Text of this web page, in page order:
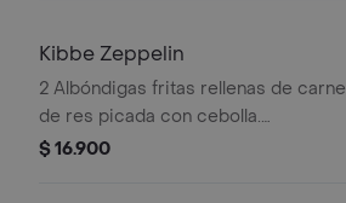
Kibbe Zeppelin
2 Albóndigas fritas rellenas de carne
de res picada con cebolla.
acompañadas de labne.
$ 16.900